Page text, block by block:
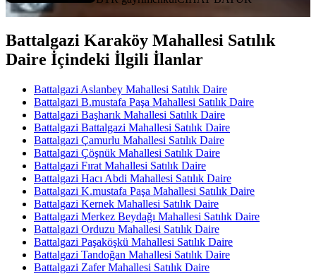
Battalgazi Karaköy Mahallesi Satılık
Daire İçindeki İlgili İlanlar
Battalgazi Aslanbey Mahallesi Satılık Daire
Battalgazi B.mustafa Paşa Mahallesi Satılık Daire
Battalgazi Başharık Mahallesi Satılık Daire
Battalgazi Battalgazi Mahallesi Satılık Daire
Battalgazi Çamurlu Mahallesi Satılık Daire
Battalgazi Çöşnük Mahallesi Satılık Daire
Battalgazi Fırat Mahallesi Satılık Daire
Battalgazi Hacı Abdi Mahallesi Satılık Daire
Battalgazi K.mustafa Paşa Mahallesi Satılık Daire
Battalgazi Kernek Mahallesi Satılık Daire
Battalgazi Merkez Beydağı Mahallesi Satılık Daire
Battalgazi Orduzu Mahallesi Satılık Daire
Battalgazi Paşaköşkü Mahallesi Satılık Daire
Battalgazi Tandoğan Mahallesi Satılık Daire
Battalgazi Zafer Mahallesi Satılık Daire